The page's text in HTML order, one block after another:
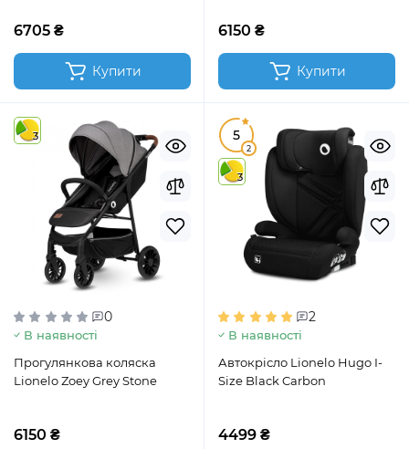
6705 ₴
Купити
6150 ₴
Купити
3
0
В наявності
Прогулянкова коляска
Lionelo Zoey Grey Stone
6150 ₴
5
2
3
2
В наявності
Автокрісло Lionelo Hugo I-
Size Black Carbon
4499 ₴